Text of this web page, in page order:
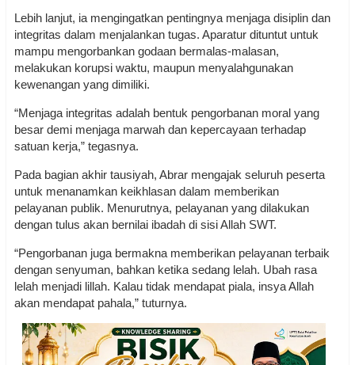
Lebih lanjut, ia mengingatkan pentingnya menjaga disiplin dan
integritas dalam menjalankan tugas. Aparatur dituntut untuk
mampu mengorbankan godaan bermalas-malasan,
melakukan korupsi waktu, maupun menyalahgunakan
kewenangan yang dimiliki.
“Menjaga integritas adalah bentuk pengorbanan moral yang
besar demi menjaga marwah dan kepercayaan terhadap
satuan kerja,” tegasnya.
Pada bagian akhir tausiyah, Abrar mengajak seluruh peserta
untuk menanamkan keikhlasan dalam memberikan
pelayanan publik. Menurutnya, pelayanan yang dilakukan
dengan tulus akan bernilai ibadah di sisi Allah SWT.
“Pengorbanan juga bermakna memberikan pelayanan terbaik
dengan senyuman, bahkan ketika sedang lelah. Ubah rasa
lelah menjadi lillah. Kalau tidak mendapat piala, insya Allah
akan mendapat pahala,” tuturnya.